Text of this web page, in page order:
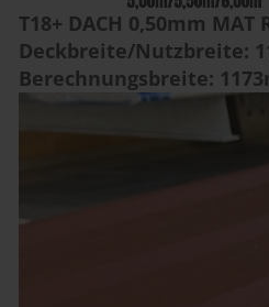
T18+ DACH 0,50mm MAT
Deckbreite/Nutzbreite:
Berechnungsbreite: